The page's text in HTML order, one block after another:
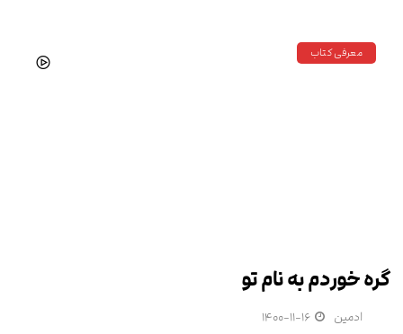
معرفی کتاب
گره خوردم به نام تو
ادمین ۱۴۰۰-۱۱-۱۶